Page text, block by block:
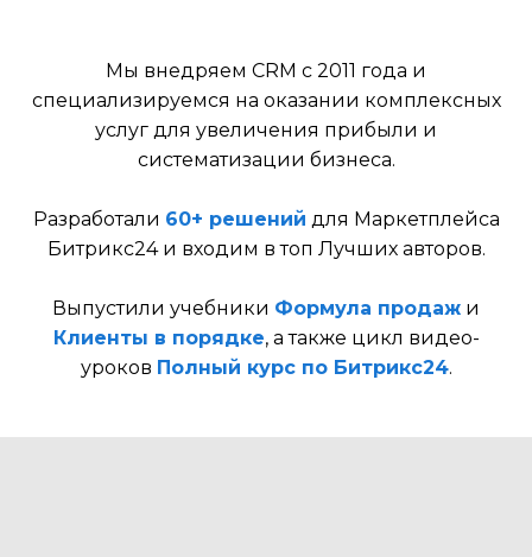
Мы внедряем CRM с 2011 года и
специализируемся на оказании комплексных
услуг для увеличения прибыли и
систематизации бизнеса.
Разработали 60+ решений для Маркетплейса
Битрикс24 и входим в топ Лучших авторов.
Выпустили учебники Формула продаж и
Клиенты в порядке, а также цикл видео-
уроков Полный курс по Битрикс24.